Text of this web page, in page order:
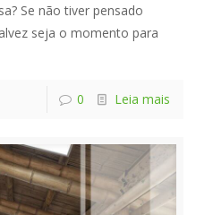
Se não tiver pensado
seja o momento para
0 Leia mais